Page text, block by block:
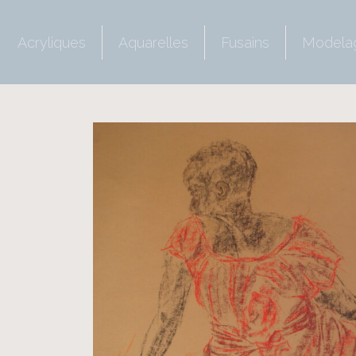
Acryliques Aquarelles Fusains